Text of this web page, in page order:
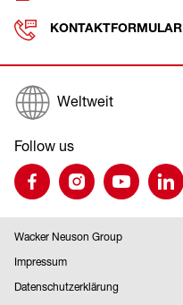
KONTAKTFORMULAR
Weltweit
Follow us
Wacker Neuson Group
Impressum
Datenschutzerklärung